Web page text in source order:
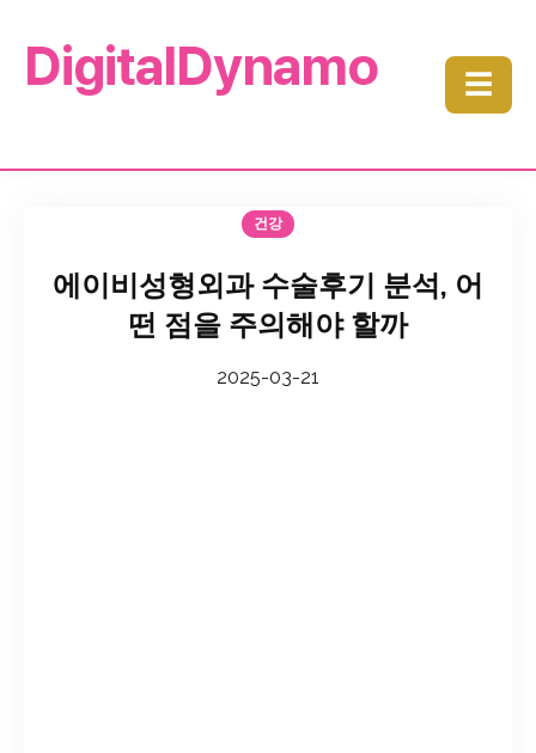
DigitalDynamo ☰
건강
에이비성형외과 수술후기 분석, 어
떤 점을 주의해야 할까
2025-03-21